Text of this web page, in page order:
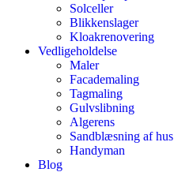
Solceller
Blikkenslager
Kloakrenovering
Vedligeholdelse
Maler
Facademaling
Tagmaling
Gulvslibning
Algerens
Sandblæsning af hus
Handyman
Blog